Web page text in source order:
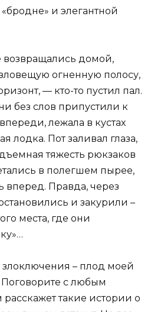
и элегантной
возвращались домой,
огненную полосу,
— кто-то пустил пал.
без слов припустили к
лежала в кустах
лодка. Пот заливал глаза,
тяжесть рюкзаков
в полегшем пырее,
вперед. Правда, через
и закурили –
места, где они
злоключения – плод моей
с любым
такие истории о